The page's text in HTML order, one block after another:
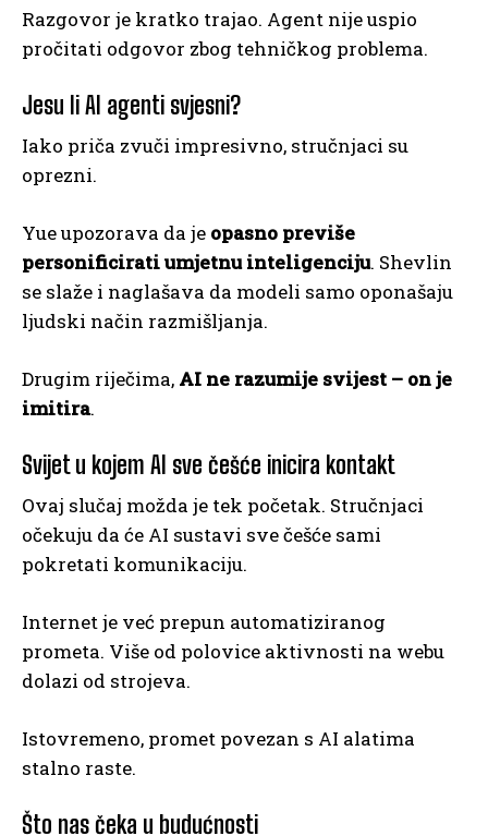
Razgovor je kratko trajao. Agent nije uspio
pročitati odgovor zbog tehničkog problema.
Jesu li AI agenti svjesni?
Iako priča zvuči impresivno, stručnjaci su
oprezni.
Yue upozorava da je opasno previše
personificirati umjetnu inteligenciju. Shevlin
se slaže i naglašava da modeli samo oponašaju
ljudski način razmišljanja.
Drugim riječima, AI ne razumije svijest – on je
imitira.
Svijet u kojem AI sve češće inicira kontakt
Ovaj slučaj možda je tek početak. Stručnjaci
očekuju da će AI sustavi sve češće sami
pokretati komunikaciju.
Internet je već prepun automatiziranog
prometa. Više od polovice aktivnosti na webu
dolazi od strojeva.
Istovremeno, promet povezan s AI alatima
stalno raste.
Što nas čeka u budućnosti